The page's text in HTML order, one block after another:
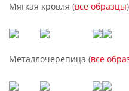
Мягкая кровля (все образцы)
Металлочерепица (все